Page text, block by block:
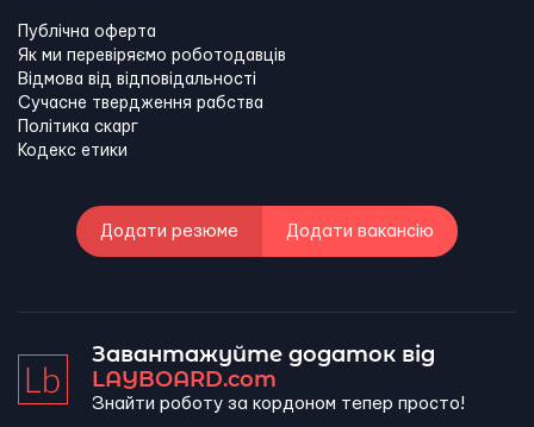
Публічна оферта
Як ми перевіряємо роботодавців
Відмова від відповідальності
Сучасне твердження рабства
Політика скарг
Кодекс етики
Додати резюме Додати вакансію
Завантажуйте додаток від
LAYBOARD.com
Знайти роботу за кордоном тепер просто!